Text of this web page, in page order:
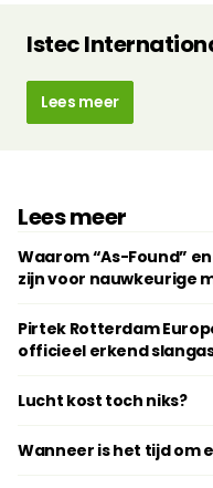
Istec
Lees meer
Lees meer
Waarom “As-Found”
zijn voor nauwkeurige
Pirtek Rotterdam
officieel erkend
Lucht kost toch niks?
Wanneer is het tijd om